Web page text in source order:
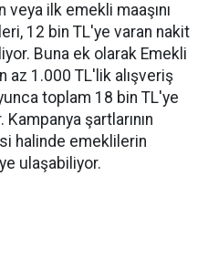
veya ilk emekli maaşını
12 bin TL'ye varan nakit
Buna ek olarak Emekli
az 1.000 TL'lik alışveriş
toplam 18 bin TL'ye
şartlarının
halinde emeklilerin
ulaşabiliyor.